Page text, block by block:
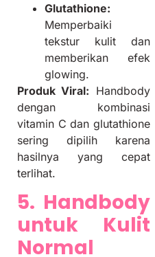
Glutathione:
Memperbaiki
tekstur kulit dan
memberikan efek
glowing.
Produk Viral: Handbody
dengan kombinasi
vitamin C dan glutathione
sering dipilih karena
hasilnya yang cepat
terlihat.
5. Handbody
untuk Kulit
Normal